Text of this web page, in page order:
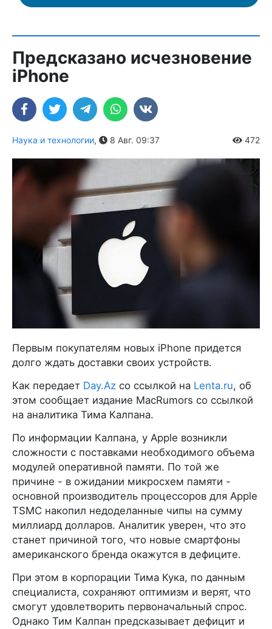
Предсказано исчезновение
iPhone
Наука и технологии, 8 Авг. 09:37 472
Первым покупателям новых iPhone придется
долго ждать доставки своих устройств.
Как передает Day.Az со ссылкой на Lenta.ru, об
этом сообщает издание MacRumors со ссылкой
на аналитика Тима Калпана.
По информации Калпана, у Apple возникли
сложности с поставками необходимого объема
модулей оперативной памяти. По той же
причине - в ожидании микросхем памяти -
основной производитель процессоров для Apple
TSMC накопил недоделанные чипы на сумму
миллиард долларов. Аналитик уверен, что это
станет причиной того, что новые смартфоны
американского бренда окажутся в дефиците.
При этом в корпорации Тима Кука, по данным
специалиста, сохраняют оптимизм и верят, что
смогут удовлетворить первоначальный спрос.
Однако Тим Калпан предсказывает дефицит и